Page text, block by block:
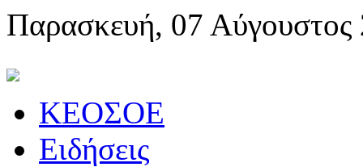
Παρασκευή, 07 Αύγουστος
KEOΣOE
Ειδήσεις